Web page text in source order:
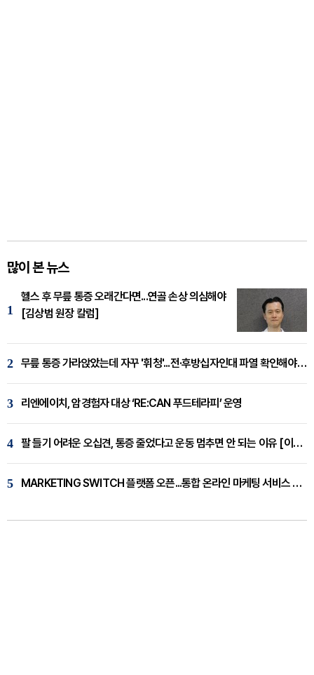
많이 본 뉴스
1
헬스 후 무릎 통증 오래간다면...연골 손상 의심해야
[김상범 원장 칼럼]
2 무릎 통증 가라앉았는데 자꾸 '휘청'...전·후방십자인대 파열 확인해야 [곽우경 원장 칼럼]
3 리엔에이치, 암경험자 대상 ‘RE:CAN 푸드테라피’ 운영
4 팔 들기 어려운 오십견, 통증 줄었다고 운동 멈추면 안 되는 이유 [이병욱 원장 칼럼]
5 MARKETING SWITCH 플랫폼 오픈...통합 온라인 마케팅 서비스 확대